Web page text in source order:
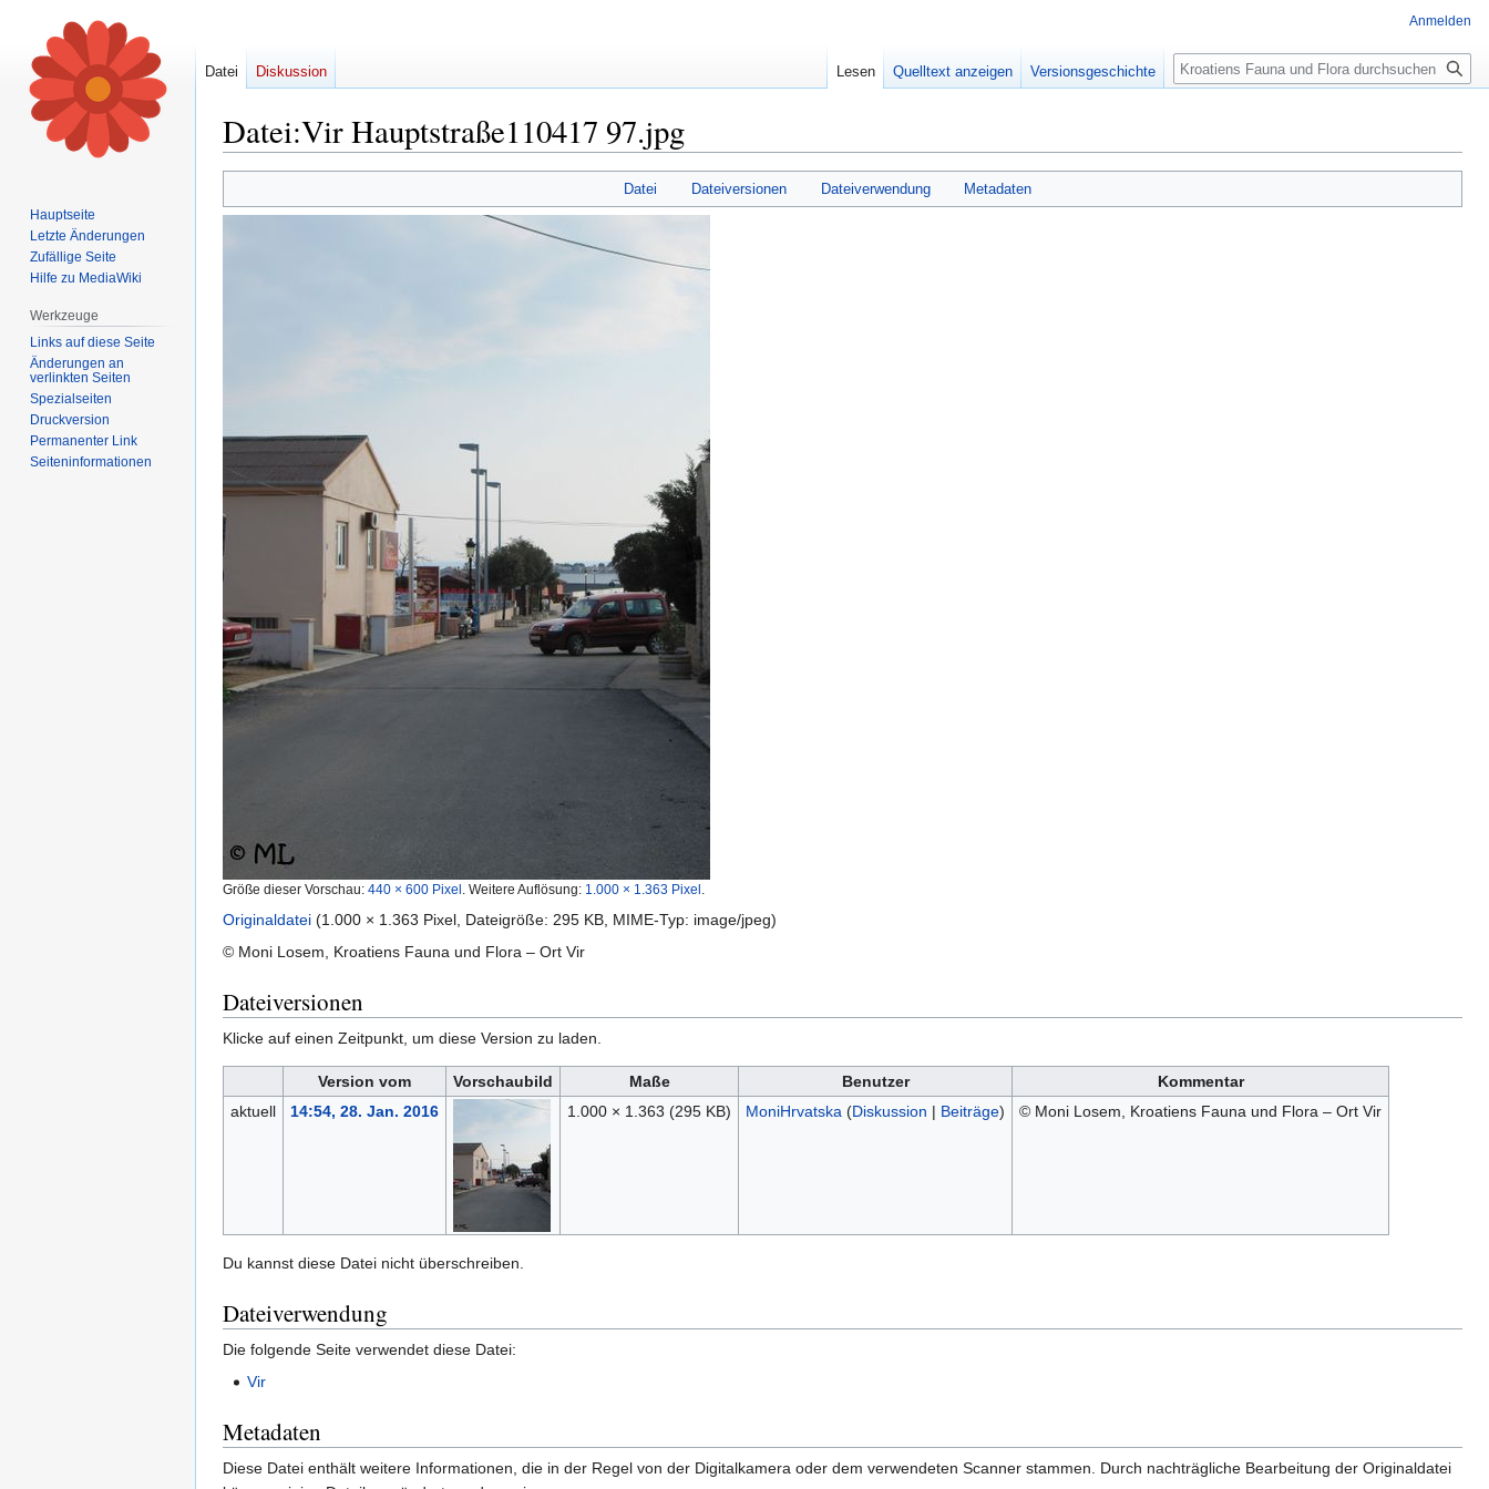
Datei:Vir Hauptstraße110417 97.jpg
Navigation
Suche
Datei Dateiversionen Dateiverwendung Metadaten
Größe dieser Vorschau: 440 × 600 Pixel Weitere Auflösung: 1.000 × 1.363 Pixel
Originaldatei (1.000 × 1.363 Pixel, Dateigröße: 295 KB, MIME-Typ: image/jpeg)
© Moni Losem, Kroatiens Fauna und Flora – Ort Vir
Dateiversionen
Klicke auf einen Zeitpunkt, um diese Version zu laden.
Version vom Vorschaubild Maße Benutzer
Kommentar
aktuell
14:54, 28. Jan. 2016 1.000 × 1.363 (295 KB) MoniHrvatska (Diskussion | Beiträge) © Moni Losem, Kroatiens Fauna und Flora – Ort Vir
Du kannst diese Datei nicht überschreiben.
Dateiverwendung
Die folgende Seite verwendet diese Datei:
Vir
Metadaten
Diese Datei enthält weitere Informationen, die in der Regel von der Digitalkamera oder dem verwendeten Scanner stammen. Durch nachträgliche Bearbeitung der Originaldatei
Anmelden
Datei Diskussion Lesen Quelltext anzeigen Versionsgeschichte Suche
Hauptseite
Letzte Änderungen
Zufällige Seite
Hilfe zu MediaWiki
Werkzeuge
Links auf diese Seite
Änderungen an
verlinkten Seiten
Spezialseiten
Druckversion
Permanenter Link
Seiten­informationen